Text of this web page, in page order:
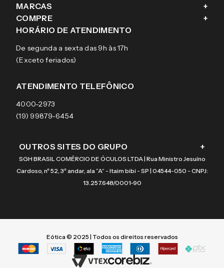
Sobre a eÓtica
Aviso de privacidade
Termos e condições de uso
Trocas e Devoluções
Pagamentos
Garantias
MARCAS +
Ray-Ban
Tecnol
Arnette
Burberry
COMPRE +
Óculos de sol
Lentes de contato
HORÁRIO DE ATENDIMENTO
De segunda a sexta das 9h às 17h
(Exceto feriados)
ATENDIMENTO TELEFÔNICO
4000-2973
(19) 99879-6454
OUTROS SITES DO GRUPO +
SGH BRASIL COMÉRCIO DE ÓCULOS LTDA | Rua Ministro Jesuíno
Cardoso, nº 52, 3º andar, ala “A” - Itaim bibi - SP | 04544-050 - CNPJ:
13.257.648/0001-90
Eótica © 2025 | Todos os direitos reservados